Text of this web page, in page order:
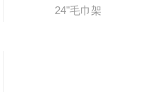
24"毛巾架